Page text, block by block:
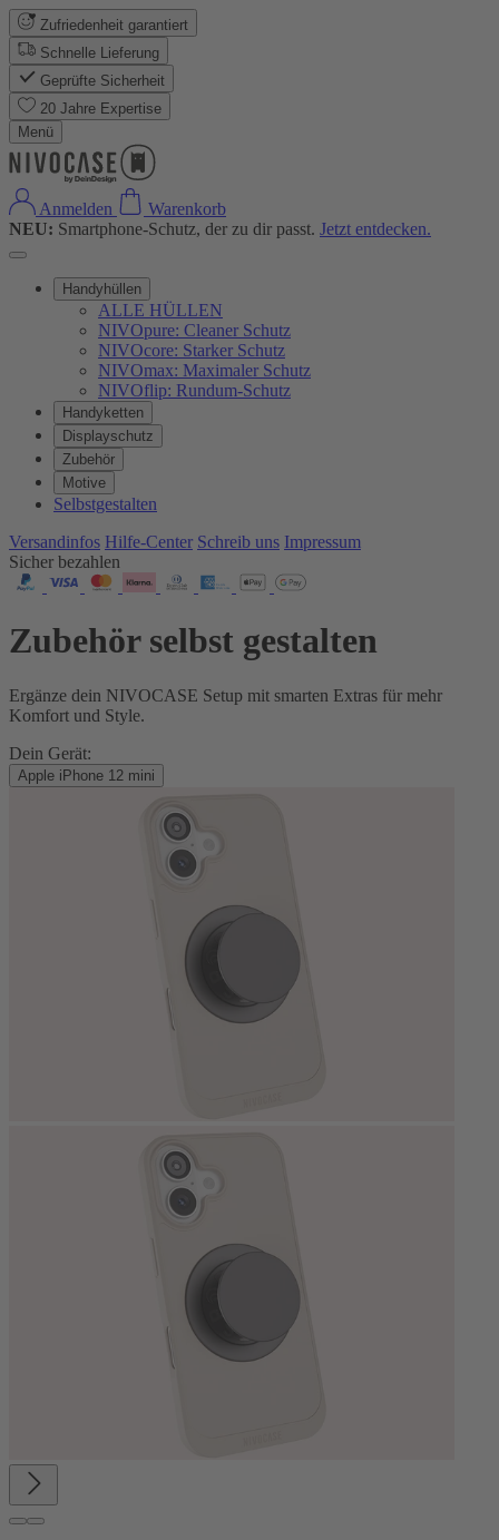
Zufriedenheit garantiert
Schnelle Lieferung
Geprüfte Sicherheit
20 Jahre Expertise
Menü
Anmelden
Warenkorb
NEU: Smartphone-Schutz, der zu dir passt. Jetzt entdecken.
Handyhüllen
ALLE HÜLLEN
NIVOpure: Cleaner Schutz
NIVOcore: Starker Schutz
NIVOmax: Maximaler Schutz
NIVOflip: Rundum-Schutz
Handyketten
Displayschutz
Zubehör
Motive
Selbstgestalten
Versandinfos Hilfe-Center Schreib uns Impressum
Sicher bezahlen
Zubehör selbst gestalten
Ergänze dein NIVOCASE Setup mit smarten Extras für mehr
Komfort und Style.
Dein Gerät:
Apple iPhone 12 mini